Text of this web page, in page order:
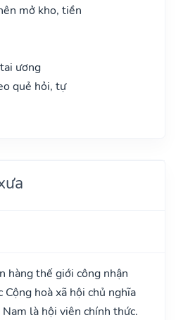
mở kho, tiền
ương
quẻ hỏi, tự
hàng thế giới công nhận
Cộng hoà xã hội chủ nghĩa
là hội viên chính thức.